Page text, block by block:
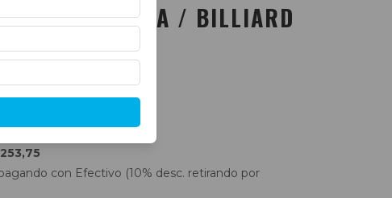
CURVA / BILLIARD
con Efectivo (10% desc. retirando por